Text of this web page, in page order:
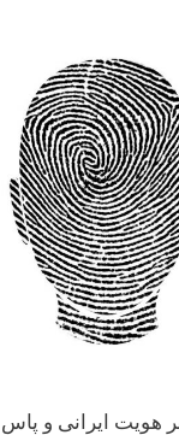
هویت ایرانی و پاس